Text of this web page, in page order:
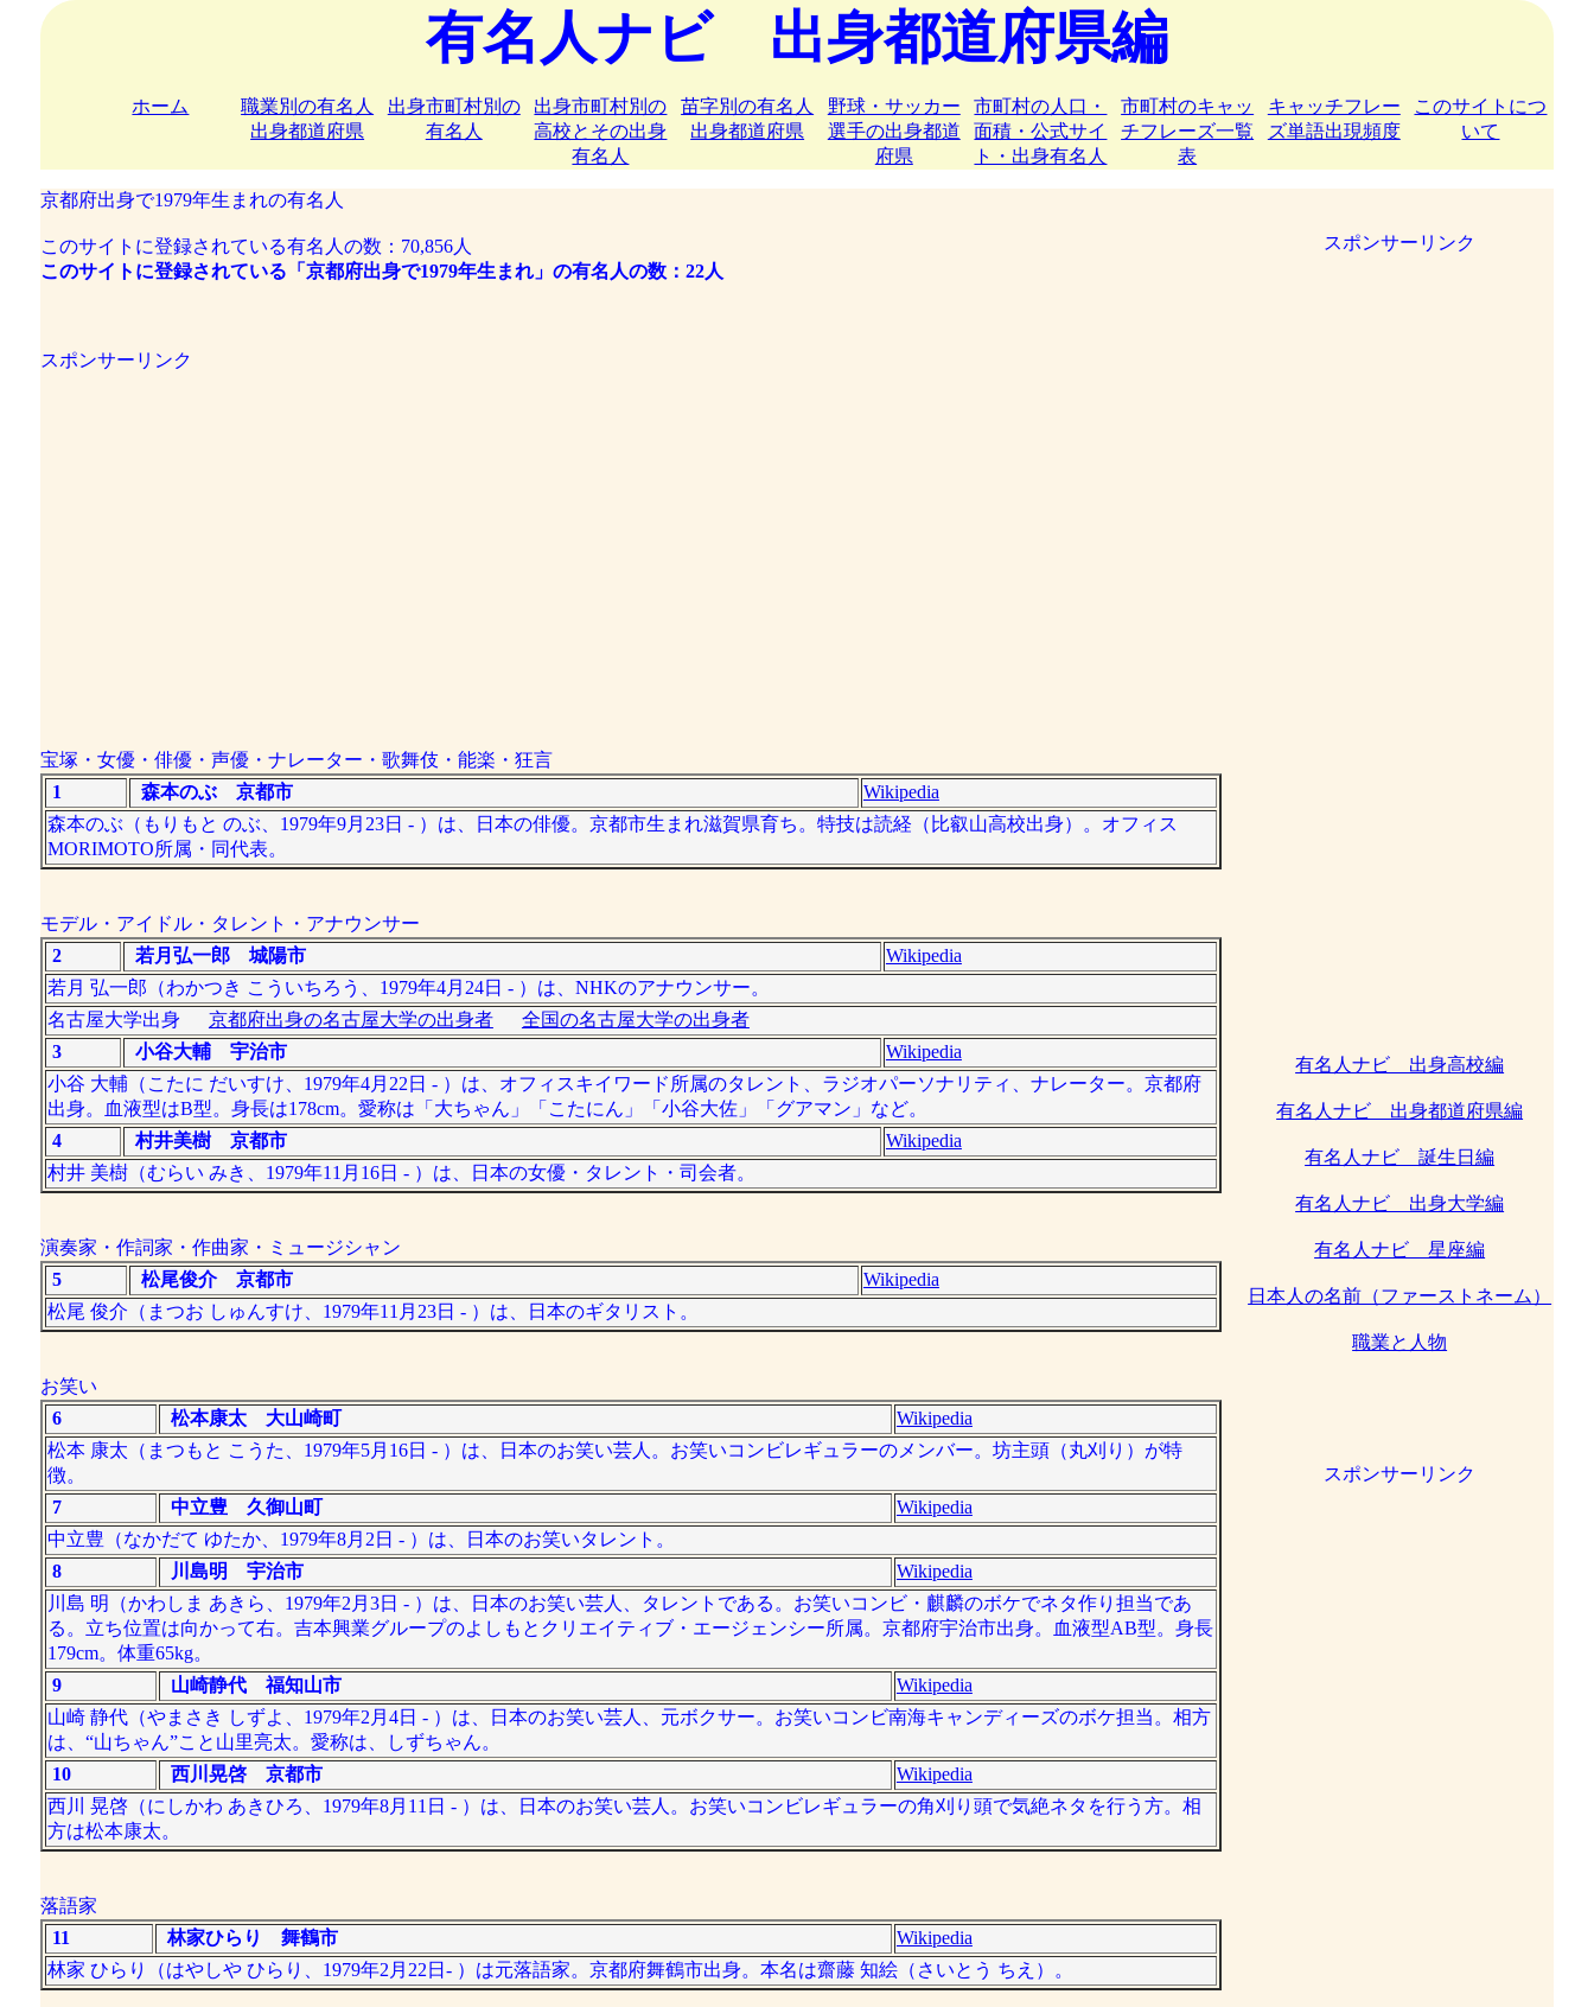
有名人ナビ 出身都道府県編
ホーム
職業別の有名人
出身都道府県
出身市町村別の
有名人
出身市町村別の
高校とその出身
有名人
苗字別の有名人
出身都道府県
野球・サッカー
選手の出身都道
府県
市町村の人口・
面積・公式サイ
ト・出身有名人
市町村のキャッ
チフレーズ一覧
表
キャッチフレー
ズ単語出現頻度
このサイトにつ
いて
京都府出身で1979年生まれの有名人
このサイトに登録されている有名人の数：70,856人
このサイトに登録されている「京都府出身で1979年生まれ」の有名人の数：22人
スポンサーリンク
宝塚・女優・俳優・声優・ナレーター・歌舞伎・能楽・狂言
1
森本のぶ 京都市
Wikipedia
森本のぶ（もりもと のぶ、1979年9月23日 - ）は、日本の俳優。京都市生まれ滋賀県育ち。特技は読経（比叡山高校出身）。オフィス
MORIMOTO所属・同代表。
モデル・アイドル・タレント・アナウンサー
2
若月弘一郎 城陽市
Wikipedia
若月 弘一郎（わかつき こういちろう、1979年4月24日 - ）は、NHKのアナウンサー。
名古屋大学出身 京都府出身の名古屋大学の出身者
全国の名古屋大学の出身者
3
小谷大輔 宇治市
Wikipedia
小谷 大輔（こたに だいすけ、1979年4月22日 - ）は、オフィスキイワード所属のタレント、ラジオパーソナリティ、ナレーター。京都府
出身。血液型はB型。身長は178cm。愛称は「大ちゃん」「こたにん」「小谷大佐」「グアマン」など。
4
村井美樹 京都市
Wikipedia
村井 美樹（むらい みき、1979年11月16日 - ）は、日本の女優・タレント・司会者。
演奏家・作詞家・作曲家・ミュージシャン
5
松尾俊介 京都市
Wikipedia
松尾 俊介（まつお しゅんすけ、1979年11月23日 - ）は、日本のギタリスト。
お笑い
6
松本康太 大山崎町
Wikipedia
松本 康太（まつもと こうた、1979年5月16日 - ）は、日本のお笑い芸人。お笑いコンビレギュラーのメンバー。坊主頭（丸刈り）が特
徴。
7
中立豊 久御山町
Wikipedia
中立豊（なかだて ゆたか、1979年8月2日 - ）は、日本のお笑いタレント。
8
川島明 宇治市
Wikipedia
川島 明（かわしま あきら、1979年2月3日 - ）は、日本のお笑い芸人、タレントである。お笑いコンビ・麒麟のボケでネタ作り担当であ
る。立ち位置は向かって右。吉本興業グループのよしもとクリエイティブ・エージェンシー所属。京都府宇治市出身。血液型AB型。身長
179cm。体重65kg。
9
山崎静代 福知山市
Wikipedia
山崎 静代（やまさき しずよ、1979年2月4日 - ）は、日本のお笑い芸人、元ボクサー。お笑いコンビ南海キャンディーズのボケ担当。相方
は、“山ちゃん”こと山里亮太。愛称は、しずちゃん。
10
西川晃啓 京都市
Wikipedia
西川 晃啓（にしかわ あきひろ、1979年8月11日 - ）は、日本のお笑い芸人。お笑いコンビレギュラーの角刈り頭で気絶ネタを行う方。相
方は松本康太。
落語家
11
林家ひらり 舞鶴市
Wikipedia
林家 ひらり（はやしや ひらり、1979年2月22日- ）は元落語家。京都府舞鶴市出身。本名は齋藤 知絵（さいとう ちえ）。
スポンサーリンク
有名人ナビ 出身高校編
有名人ナビ 出身都道府県編
有名人ナビ 誕生日編
有名人ナビ 出身大学編
有名人ナビ 星座編
日本人の名前（ファーストネーム）
職業と人物
スポンサーリンク